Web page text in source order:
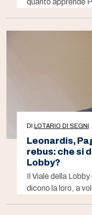
quanto apprende
DI LOTARIO DI SEGNI
Leonardis,
rebus: che si
Lobby?
Il Viale della
dicono la loro, a